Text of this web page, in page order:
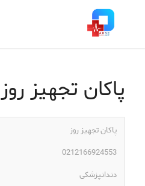
پاکان تجهیز روز
پاکان تجهیز روز
0212166924553
دندانپزشکی